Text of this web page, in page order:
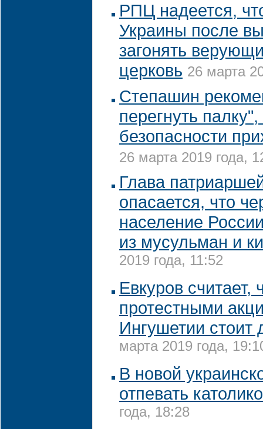
РПЦ надеется,
Украины после
загонять
церковь 26 марта
Степашин
перегнуть
безопасности
26 марта 2019 года,
Глава
опасается, что
население
из мусульман и
2019 года, 11:52
Евкуров считает,
протестными
Ингушетии стоит
марта 2019 года,
В новой
отпевать
года, 18:28